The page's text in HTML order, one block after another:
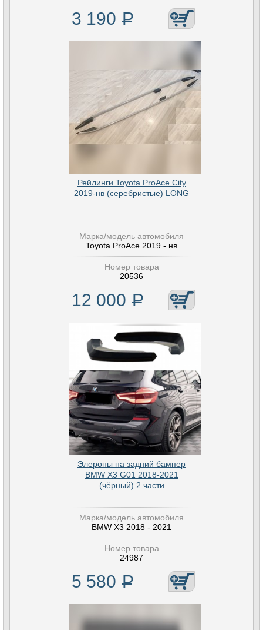
3 190 Р
Рейлинги Toyota ProAce City
2019-нв (серебристые) LONG
Марка/модель автомобиля
Toyota ProAce 2019 - нв
Номер товара
20536
12 000 Р
Элероны на задний бампер
BMW X3 G01 2018-2021
(чёрный) 2 части
Марка/модель автомобиля
BMW X3 2018 - 2021
Номер товара
24987
5 580 Р